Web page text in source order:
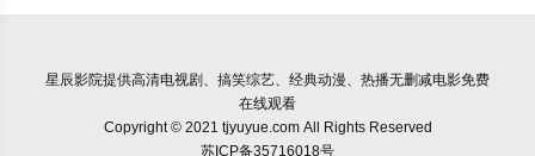
星辰影院提供高清电视剧、搞笑综艺、经典动漫、热播无删减电影免费
在线观看
Copyright © 2021 tjyuyue.com All Rights Reserved
苏ICP备35716018号